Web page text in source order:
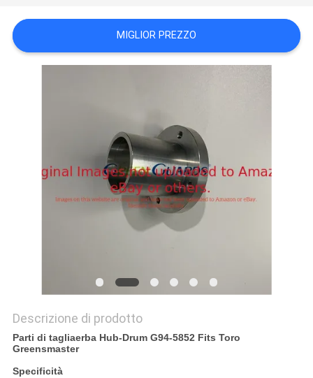
SITO
PRIVACY
MIGLIOR PREZZO
Descrizione di prodotto
Parti di tagliaerba Hub-Drum G94-5852 Fits Toro
Greensmaster
Specificità